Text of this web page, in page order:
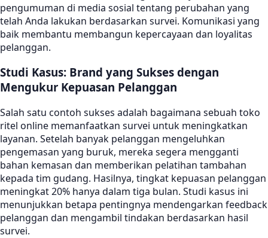
pengumuman di media sosial tentang perubahan yang
telah Anda lakukan berdasarkan survei. Komunikasi yang
baik membantu membangun kepercayaan dan loyalitas
pelanggan.
Studi Kasus: Brand yang Sukses dengan
Mengukur Kepuasan Pelanggan
Salah satu contoh sukses adalah bagaimana sebuah toko
ritel online memanfaatkan survei untuk meningkatkan
layanan. Setelah banyak pelanggan mengeluhkan
pengemasan yang buruk, mereka segera mengganti
bahan kemasan dan memberikan pelatihan tambahan
kepada tim gudang. Hasilnya, tingkat kepuasan pelanggan
meningkat 20% hanya dalam tiga bulan. Studi kasus ini
menunjukkan betapa pentingnya mendengarkan feedback
pelanggan dan mengambil tindakan berdasarkan hasil
survei.